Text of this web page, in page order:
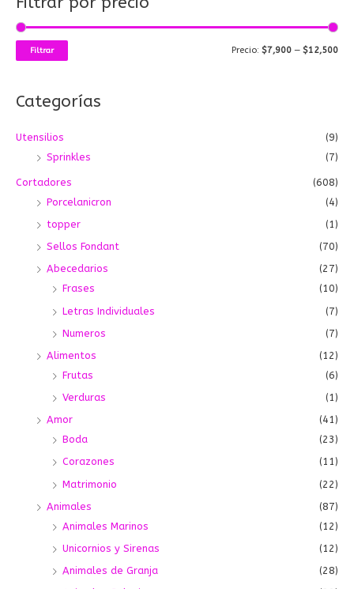
a
r
p
r
ii
Filtrar Precio: $7,900 — $12,500
Categorías
Utensilios
(9)
Sprinkles
(7)
Cortadores
(608)
Porcelanicron
(4)
topper
(1)
Sellos Fondant
(70)
Abecedarios
(27)
Frases
(10)
Letras Individuales
(7)
Numeros
(7)
Alimentos
(12)
Frutas
(6)
Verduras
(1)
Amor
(41)
Boda
(23)
Corazones
(11)
Matrimonio
(22)
Animales
(87)
Animales Marinos
(12)
Unicornios y Sirenas
(12)
Animales de Granja
(28)